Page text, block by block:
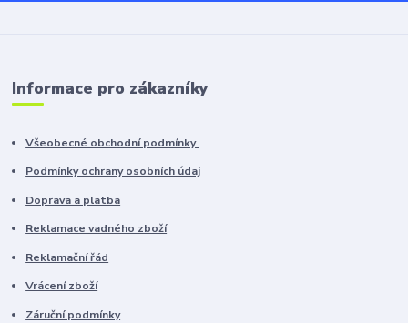
Informace pro zákazníky
Všeobecné obchodní podmínky
Podmínky ochrany osobních údaj
Doprava a platba
Reklamace vadného zboží
Reklamační řád
Vrácení zboží
Záruční podmínky